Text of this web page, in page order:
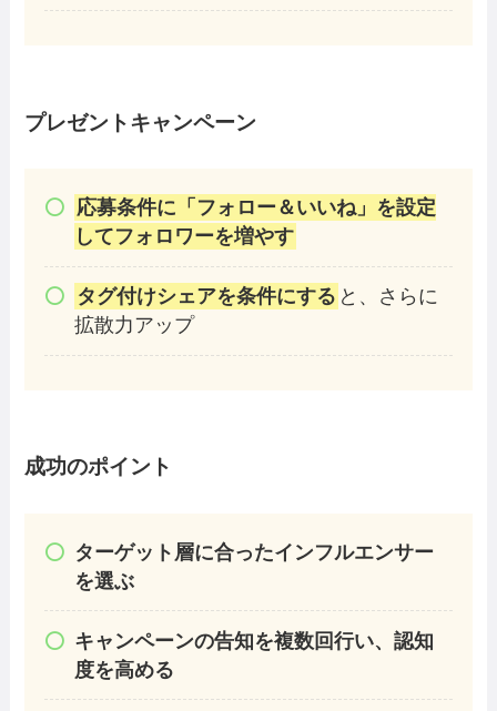
プレゼントキャンペーン
応募条件に「フォロー＆いいね」を設定
してフォロワーを増やす
タグ付けシェアを条件にする と、さらに
拡散力アップ
成功のポイント
ターゲット層に合ったインフルエンサー
を選ぶ
キャンペーンの告知を複数回行い、認知
度を高める